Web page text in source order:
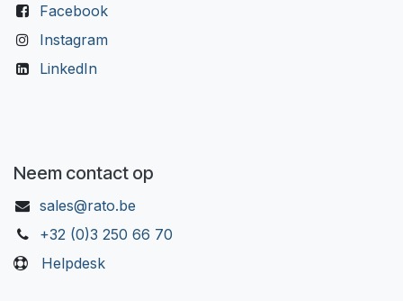
Facebook
Instagram
LinkedIn
Neem contact op
sales@rato.be
+32 (0)3 250 66 70
Helpdesk